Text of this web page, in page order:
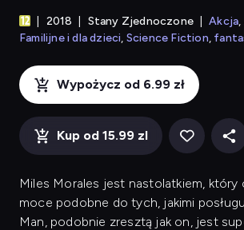
2018 Stany Zjednoczone Akcja
Familijne i dla dzieci Science Fiction
Wypożycz od 6.99 zł
Kup od 15.99 zl
Miles Morales jest nastolatkiem, który
moce podobne do tych, jakimi
Man, podobnie zresztą jak on, jest